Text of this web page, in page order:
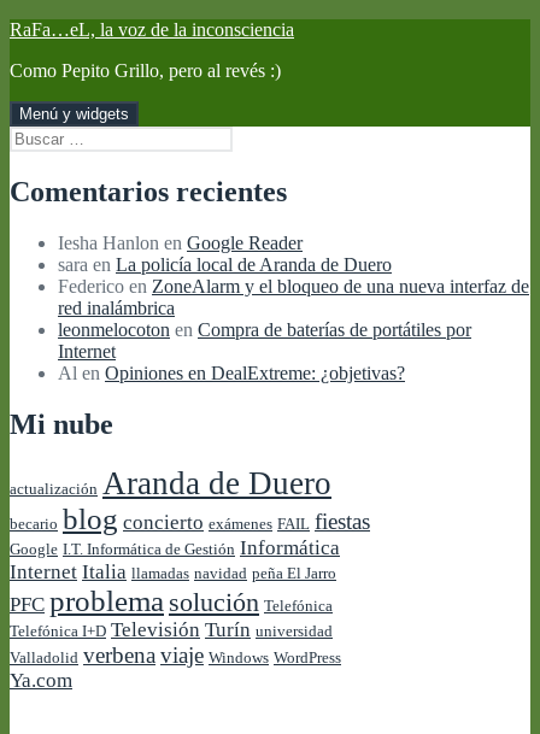
Saltar
contenido
RaFa…eL, la voz de la inconsciencia
Como Pepito Grillo, pero al revés :)
Menú y widgets
Buscar:
Comentarios recientes
Iesha Hanlon en Google Reader
sara en La policía local de Aranda de Duero
Federico en ZoneAlarm y el bloqueo de una nueva interfaz de
red inalámbrica
leonmelocoton en Compra de baterías de portátiles por
Internet
Al en Opiniones en DealExtreme: ¿objetivas?
Mi nube
actualización Aranda de Duero
becario blog concierto exámenes FAIL fiestas
Google I.T. Informática de Gestión Informática
Internet Italia llamadas navidad peña El Jarro
PFC problema solución Telefónica
Telefónica I+D Televisión Turín universidad
Valladolid verbena viaje Windows WordPress
Ya.com